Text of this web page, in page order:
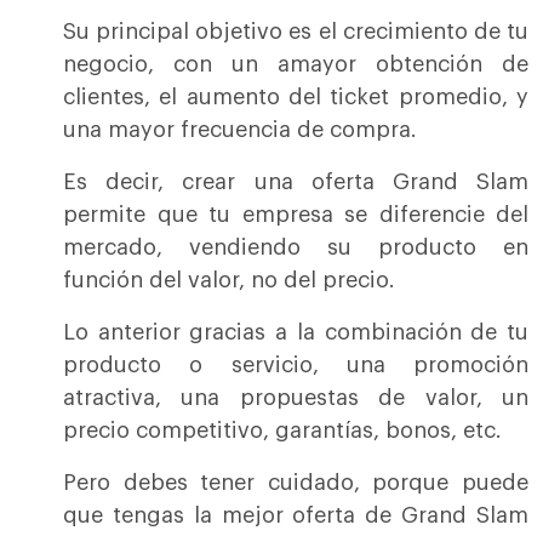
Su principal objetivo es el crecimiento de tu
negocio, con un amayor obtención de
clientes, el aumento del ticket promedio, y
una mayor frecuencia de compra.
Es decir, crear una oferta Grand Slam
permite que tu empresa se diferencie del
mercado, vendiendo su producto en
función del valor, no del precio.
Lo anterior gracias a la combinación de tu
producto o servicio, una promoción
atractiva, una propuestas de valor, un
precio competitivo, garantías, bonos, etc.
Pero debes tener cuidado, porque puede
que tengas la mejor oferta de Grand Slam